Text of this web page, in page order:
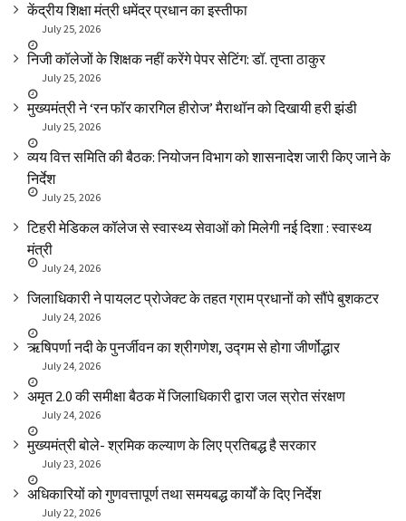
केंद्रीय शिक्षा मंत्री धमेंद्र प्रधान का इस्तीफा
July 25, 2026
निजी कॉलेजों के शिक्षक नहीं करेंगे पेपर सेटिंग: डॉ. तृप्ता ठाकुर
July 25, 2026
मुख्यमंत्री ने ‘रन फॉर कारगिल हीरोज’ मैराथॉन को दिखायी हरी झंडी
July 25, 2026
व्यय वित्त समिति की बैठक: नियोजन विभाग को शासनादेश जारी किए जाने के
निर्देश
July 25, 2026
टिहरी मेडिकल कॉलेज से स्वास्थ्य सेवाओं को मिलेगी नई दिशा : स्वास्थ्य
मंत्री
July 24, 2026
जिलाधिकारी ने पायलट प्रोजेक्ट के तहत ग्राम प्रधानों को सौंपे बुशकटर
July 24, 2026
ऋषिपर्णा नदी के पुनर्जीवन का श्रीगणेश, उद्गम से होगा जीर्णोद्धार
July 24, 2026
अमृत 2.0 की समीक्षा बैठक में जिलाधिकारी द्वारा जल स्रोत संरक्षण
July 24, 2026
मुख्यमंत्री बोले- श्रमिक कल्याण के लिए प्रतिबद्ध है सरकार
July 23, 2026
अधिकारियों को गुणवत्तापूर्ण तथा समयबद्ध कार्यों के दिए निर्देश
July 22, 2026